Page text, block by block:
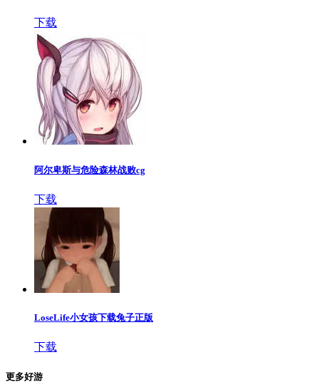
下载
阿尔卑斯与危险森林战败cg
下载
LoseLife小女孩下载兔子正版
下载
更多好游